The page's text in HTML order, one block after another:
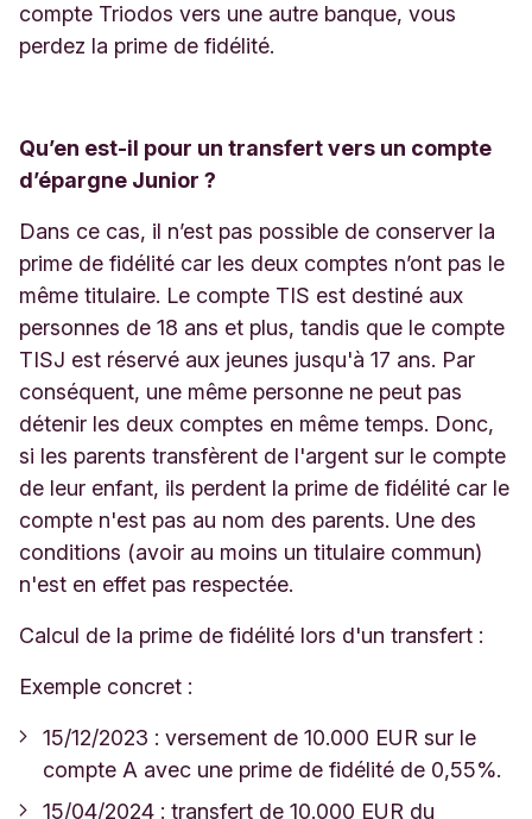
compte Triodos vers une autre banque, vous
perdez la prime de fidélité.
Qu’en est-il pour un transfert vers un compte
d’épargne Junior ?
Dans ce cas, il n’est pas possible de conserver la
prime de fidélité car les deux comptes n’ont pas le
même titulaire. Le compte TIS est destiné aux
personnes de 18 ans et plus, tandis que le compte
TISJ est réservé aux jeunes jusqu'à 17 ans. Par
conséquent, une même personne ne peut pas
détenir les deux comptes en même temps. Donc,
si les parents transfèrent de l'argent sur le compte
de leur enfant, ils perdent la prime de fidélité car le
compte n'est pas au nom des parents. Une des
conditions (avoir au moins un titulaire commun)
n'est en effet pas respectée.
Calcul de la prime de fidélité lors d'un transfert :
Exemple concret :
15/12/2023 : versement de 10.000 EUR sur le
compte A avec une prime de fidélité de 0,55%.
15/04/2024 : transfert de 10.000 EUR du